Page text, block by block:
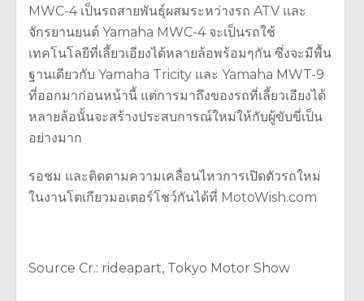
MWC-4 เป็นรถสายพันธุ์ผสมระหว่างรถ ATV และ
จักรยานยนต์ Yamaha MWC-4 จะเป็นรถใช้
เทคโนโลยีที่เลี้ยวเอียงได้หลายล้อพร้อมๆกัน ซึ่งจะมีพื้น
ฐานเดียวกับ Yamaha Tricity และ Yamaha MWT-9
ที่ออกมาก่อนหน้านี้ แต่การมาถึงของรถที่เลี้ยวเอียงได้
หลายล้อนั้นจะสร้างประสบการณ์ใหม่ให้กับผู้ขับขี่เป็น
อย่างมาก
รอชม และติดตามความเคลื่อนไหวการเปิดตัวรถใหม่
ในงานโตเกียวมอเตอร์โชว์กันได้ที่ MotoWish.com
Source Cr.: rideapart, Tokyo Motor Show